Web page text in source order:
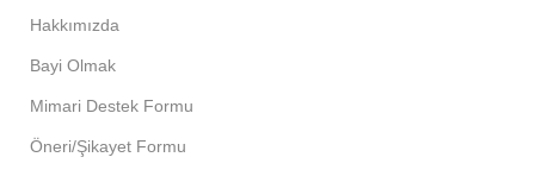
Hakkımızda
Bayi Olmak
Mimari Destek Formu
Öneri/Şikayet Formu